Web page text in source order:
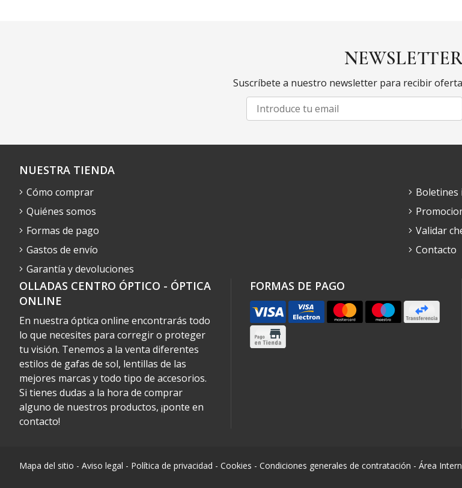
Suscríbete a nuestro newsletter para recibir
OLLADAS CENTRO ÓPTICO - ÓPTICA
ONLINE
En nuestra óptica online encontrarás todo
lo que necesites para corregir o proteger
tu visión. Tenemos a la venta diferentes
estilos de gafas de sol, lentillas de las
mejores marcas y todo tipo de accesorios.
Si tienes dudas a la hora de comprar
alguno de nuestros productos, ¡ponte en
contacto!
FORMAS DE PAGO
NUESTRA TIENDA
Cómo comprar
Quiénes somos
Formas de pago
Gastos de envío
Garantía y devoluciones
Validar
Contacto
Mapa del sitio - Aviso legal - Política de privacidad - Cookies - Condiciones generales de contratación - Área